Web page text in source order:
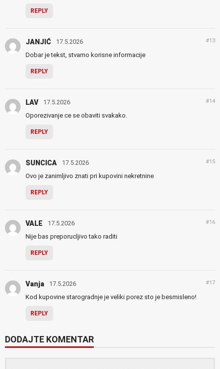
REPLY
JANJIĆ 17.5.2026 #13
Dobar je tekst, stvarno korisne informacije
REPLY
LAV 17.5.2026 #14
Oporezivanje ce se obaviti svakako.
REPLY
SUNCICA 17.5.2026 #15
Ovo je zanimljivo znati pri kupovini nekretnine
REPLY
VALE 17.5.2026 #16
Nije bas preporucljivo tako raditi
REPLY
Vanja 17.5.2026 #17
Kod kupovine starogradnje je veliki porez sto je besmisleno!
REPLY
DODAJTE KOMENTAR